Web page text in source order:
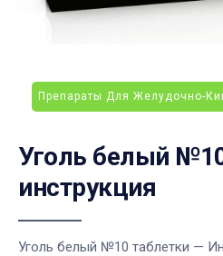
Препараты Для Желудочно-
Уголь белый
инструкция
Уголь белый №10 таблетки —